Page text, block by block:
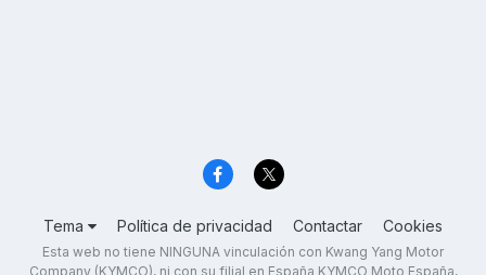
Tema Política de privacidad Contactar Cookies
Esta web no tiene NINGUNA vinculación con Kwang Yang Motor
Company (KYMCO), ni con su filial en España KYMCO Moto España,